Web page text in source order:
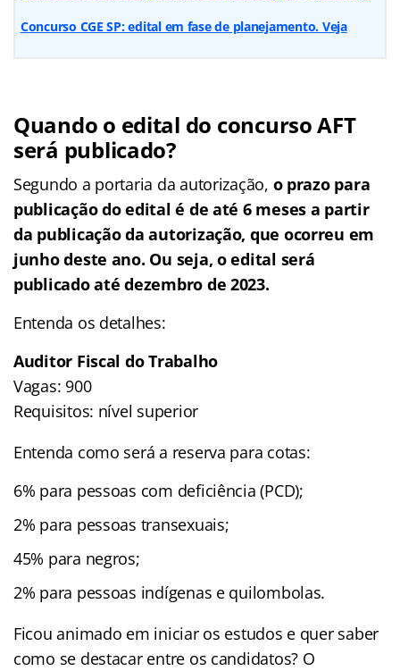
Concurso CGE SP: edital em fase de planejamento. Veja
Quando o edital do concurso AFT
será publicado?
Segundo a portaria da autorização, o prazo para
publicação do edital é de até 6 meses a partir
da publicação da autorização, que ocorreu em
junho deste ano. Ou seja, o edital será
publicado até dezembro de 2023.
Entenda os detalhes:
Auditor Fiscal do Trabalho
Vagas: 900
Requisitos: nível superior
Entenda como será a reserva para cotas:
6% para pessoas com deficiência (PCD);
2% para pessoas transexuais;
45% para negros;
2% para pessoas indígenas e quilombolas.
Ficou animado em iniciar os estudos e quer saber
como se destacar entre os candidatos? O